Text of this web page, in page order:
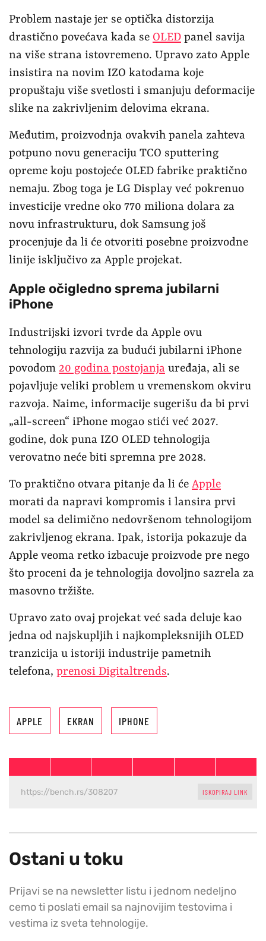
Problem nastaje jer se optička distorzija
drastično povećava kada se OLED panel savija
na više strana istovremeno. Upravo zato Apple
insistira na novim IZO katodama koje
propuštaju više svetlosti i smanjuju deformacije
slike na zakrivljenim delovima ekrana.
Međutim, proizvodnja ovakvih panela zahteva
potpuno novu generaciju TCO sputtering
opreme koju postojeće OLED fabrike praktično
nemaju. Zbog toga je LG Display već pokrenuo
investicije vredne oko 770 miliona dolara za
novu infrastrukturu, dok Samsung još
procenjuje da li će otvoriti posebne proizvodne
linije isključivo za Apple projekat.
Apple očigledno sprema jubilarni
iPhone
Industrijski izvori tvrde da Apple ovu
tehnologiju razvija za budući jubilarni iPhone
povodom 20 godina postojanja uređaja, ali se
pojavljuje veliki problem u vremenskom okviru
razvoja. Naime, informacije sugerišu da bi prvi
„all-screen“ iPhone mogao stići već 2027.
godine, dok puna IZO OLED tehnologija
verovatno neće biti spremna pre 2028.
To praktično otvara pitanje da li će Apple
morati da napravi kompromis i lansira prvi
model sa delimično nedovršenom tehnologijom
zakrivljenog ekrana. Ipak, istorija pokazuje da
Apple veoma retko izbacuje proizvode pre nego
što proceni da je tehnologija dovoljno sazrela za
masovno tržište.
Upravo zato ovaj projekat već sada deluje kao
jedna od najskupljih i najkompleksnijih OLED
tranzicija u istoriji industrije pametnih
telefona, prenosi Digitaltrends.
APPLE EKRAN IPHONE
ISKOPIRAJ LINK
Ostani u toku
Prijavi se na newsletter listu i jednom nedeljno
cemo ti poslati email sa najnovijim testovima i
vestima iz sveta tehnologije.